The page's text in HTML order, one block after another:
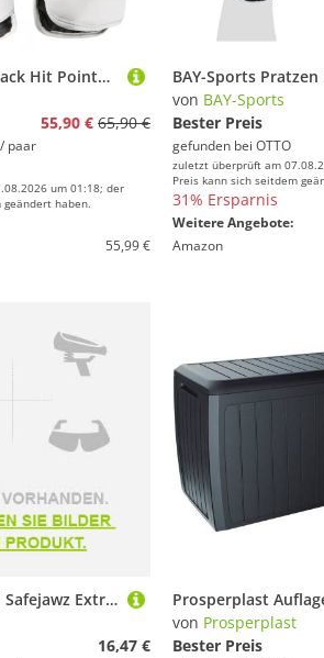
BAY-Sports Boxsack Hit Pointer 2 in 1 Pratzen Schlagpolster Schlagkissen Handpratzen Trainerpratzen Boxhandschuhe (Universal einsetzbar, 1 Paar), Für Boxen, Kickboxen, Krav Maga, Kampfsport, Thaiboxen, Muay Thai, MMA usw
55,90 € 65,90 €
paar
um 01:18; der
geändert haben.
55,99 €
von BAY-Sports
Bester Preis
gefunden bei OTTO
zuletzt überprüft am
Preis kann sich seitdem
31% Ersparnis
Weitere Angebote:
Amazon
Zahnschutz Kind Safejawz Extro-series Ice
16,47 €
von Prosperplast
Bester Preis